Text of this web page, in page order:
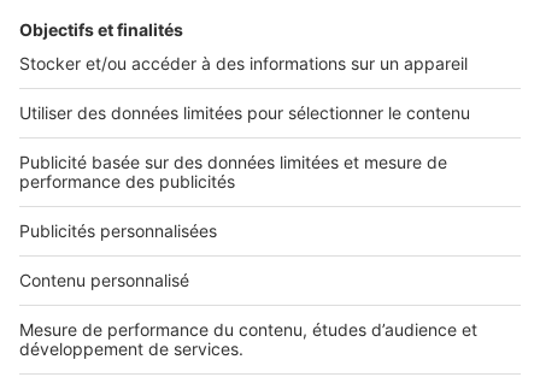
L'ENTREPRISE
Nous contacter
Nous recrutons
NOS APPLICATIONS
Découvrez nos applications